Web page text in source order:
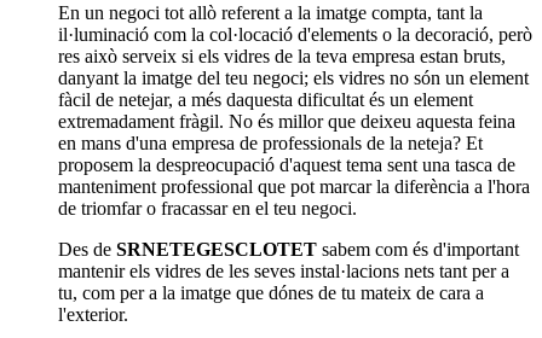
En un negoci tot allò referent a la imatge compta, tant la
il·luminació com la col·locació d'elements o la decoració, però
res això serveix si els vidres de la teva empresa estan bruts,
danyant la imatge del teu negoci; els vidres no són un element
fàcil de netejar, a més daquesta dificultat és un element
extremadament fràgil. No és millor que deixeu aquesta feina
en mans d'una empresa de professionals de la neteja? Et
proposem la despreocupació d'aquest tema sent una tasca de
manteniment professional que pot marcar la diferència a l'hora
de triomfar o fracassar en el teu negoci.
Des de SRNETEGESCLOTET sabem com és d'important
mantenir els vidres de les seves instal·lacions nets tant per a
tu, com per a la imatge que dónes de tu mateix de cara a
l'exterior.